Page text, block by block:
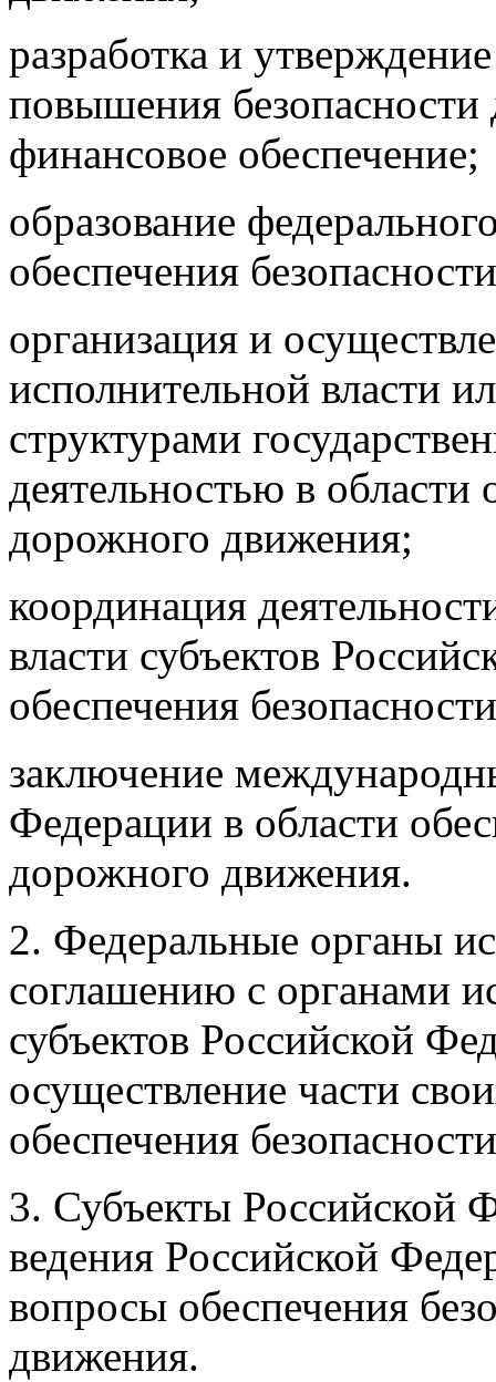
разработка и
повышения
финансовое обеспечение;
образование
обеспечения
организация и
исполнительной власти
структурами
деятельностью в области
дорожного движения;
координация
власти субъектов
обеспечения
заключение
Федерации в области
дорожного движения.
2. Федеральные органы
соглашению с органами
субъектов Российской
осуществление части
обеспечения
3. Субъекты Российской
ведения Российской
вопросы обеспечения
движения.